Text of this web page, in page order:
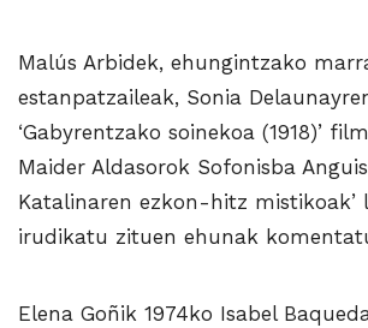
Malús Arbidek, ehungintzako
estanpatzaileak, Sonia
‘Gabyrentzako soinekoa (1918)’
Maider Aldasorok Sofonisba
Katalinaren ezkon-hitz mistikoak’
irudikatu zituen ehunak
Elena Goñik 1974ko Isabel